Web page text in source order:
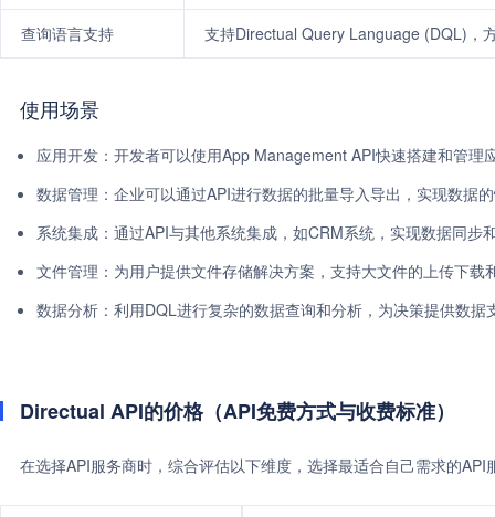
查询语言支持 支持Directual Query Language (DQL)，
使用场景
应用开发：开发者可以使用App Management API快速搭建和管理
数据管理：企业可以通过API进行数据的批量导入导出，实现数据
系统集成：通过API与其他系统集成，如CRM系统，实现数据同步
文件管理：为用户提供文件存储解决方案，支持大文件的上传下载
数据分析：利用DQL进行复杂的数据查询和分析，为决策提供数据
Directual API的价格（API免费方式与收费标准）
在选择API服务商时，综合评估以下维度，选择最适合自己需求的